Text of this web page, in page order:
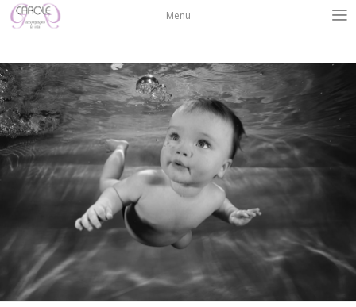
Salta
Menu